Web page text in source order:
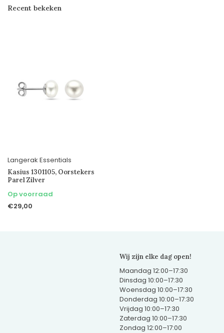
Recent bekeken
Langerak Essentials
Kasius 1301105, Oorstekers
Parel Zilver
Op voorraad
€29,00
Wij zijn elke dag open!
Maandag 12:00–17:30
Dinsdag 10:00–17:30
Woensdag 10:00–17:30
Donderdag 10:00–17:30
Vrijdag 10:00–17:30
Zaterdag 10:00–17:30
Zondag 12:00–17:00